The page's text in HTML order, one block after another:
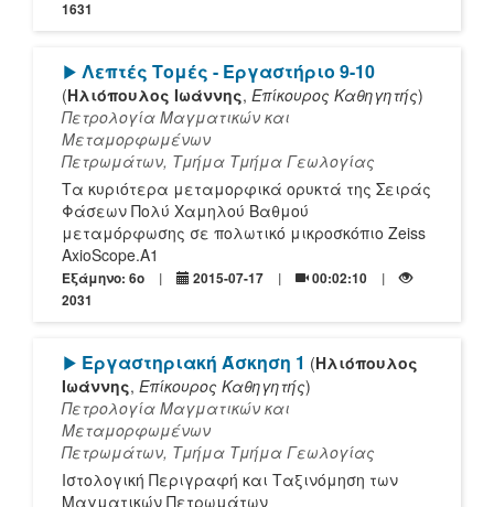
1631
[Play]
Λεπτές Τομές - Εργαστήριο 9-10
(Ηλιόπουλος Ιωάννης, Επίκουρος Καθηγητής)
Πετρολογία Μαγματικών και
Μεταμορφωμένων
Πετρωμάτων, Τμήμα Τμήμα Γεωλογίας
Tα κυριότερα μεταμορφικά ορυκτά της Σειράς
Φάσεων Πολύ Χαμηλού Βαθμού
μεταμόρφωσης σε πολωτικό μικροσκόπιο Zeiss
AxioScope.A1
Εξάμηνο: 6o 2015-07-17
00:02:10
2031
[Play]
Εργαστηριακή Άσκηση 1 (Ηλιόπουλος
Ιωάννης, Επίκουρος Καθηγητής)
Πετρολογία Μαγματικών και
Μεταμορφωμένων
Πετρωμάτων, Τμήμα Τμήμα Γεωλογίας
Ιστολογική Περιγραφή και Ταξινόμηση των
Μαγματικών Πετρωμάτων